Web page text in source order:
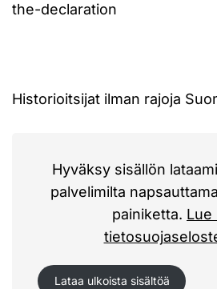
the-declaration
Historioitsijat ilman rajoja
Hyväksy sisällön
palvelimilta
painiketta. Lue
Lataa ulkoista sisältöä